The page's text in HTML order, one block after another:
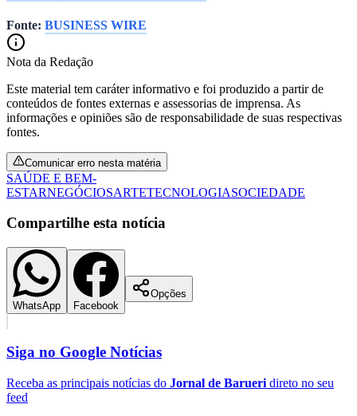
Flamengo
Fonte: BUSINESS WIRE
Nota da Redação
Este material tem caráter informativo e foi produzido a partir de
conteúdos de fontes externas e assessorias de imprensa. As
informações e opiniões são de responsabilidade de suas respectivas
fontes.
Comunicar erro nesta matéria
SAÚDE E BEM-
ESTARNEGÓCIOSARTETECNOLOGIASOCIEDADE
Compartilhe esta notícia
WhatsApp Facebook
Opções
Siga no Google Notícias
Receba as principais notícias do Jornal de Barueri direto no seu
feed